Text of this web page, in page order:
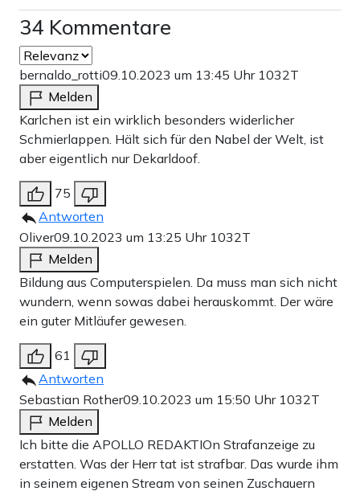
34 Kommentare
bernaldo_rotti09.10.2023 um 13:45 Uhr 1032T
Melden
Karlchen ist ein wirklich besonders widerlicher
Schmierlappen. Hält sich für den Nabel der Welt, ist
aber eigentlich nur Dekarldoof.
75
Antworten
Oliver09.10.2023 um 13:25 Uhr 1032T
Melden
Bildung aus Computerspielen. Da muss man sich nicht
wundern, wenn sowas dabei herauskommt. Der wäre
ein guter Mitläufer gewesen.
61
Antworten
Sebastian Rother09.10.2023 um 15:50 Uhr 1032T
Melden
Ich bitte die APOLLO REDAKTIOn Strafanzeige zu
erstatten. Was der Herr tat ist strafbar. Das wurde ihm
in seinem eigenen Stream von seinen Zuschauern